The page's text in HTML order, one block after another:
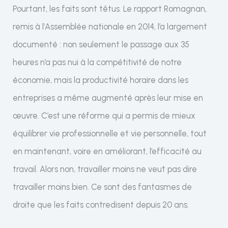
Pourtant, les faits sont têtus. Le rapport Romagnan,
remis à l’Assemblée nationale en 2014, l’a largement
documenté : non seulement le passage aux 35
heures n’a pas nui à la compétitivité de notre
économie, mais la productivité horaire dans les
entreprises a même augmenté après leur mise en
œuvre. C’est une réforme qui a permis de mieux
équilibrer vie professionnelle et vie personnelle, tout
en maintenant, voire en améliorant, l’efficacité au
travail. Alors non, travailler moins ne veut pas dire
travailler moins bien. Ce sont des fantasmes de
droite que les faits contredisent depuis 20 ans.